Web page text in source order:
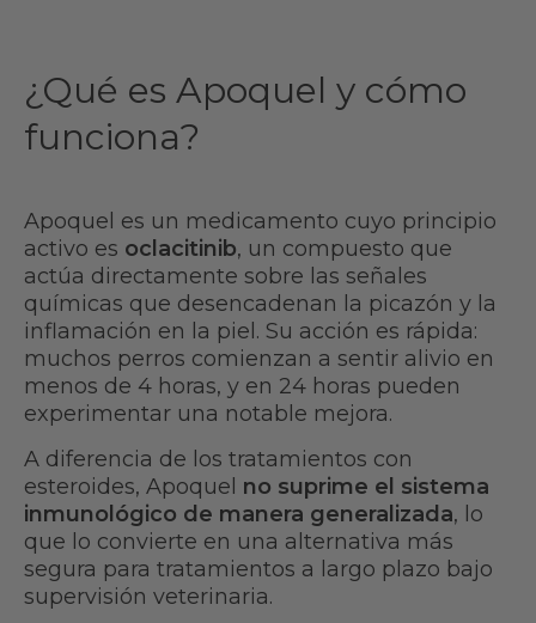
¿Qué es Apoquel y cómo
funciona?
Apoquel es un medicamento cuyo principio
activo es oclacitinib, un compuesto que
actúa directamente sobre las señales
químicas que desencadenan la picazón y la
inflamación en la piel. Su acción es rápida:
muchos perros comienzan a sentir alivio en
menos de 4 horas, y en 24 horas pueden
experimentar una notable mejora.
A diferencia de los tratamientos con
esteroides, Apoquel no suprime el sistema
inmunológico de manera generalizada, lo
que lo convierte en una alternativa más
segura para tratamientos a largo plazo bajo
supervisión veterinaria.